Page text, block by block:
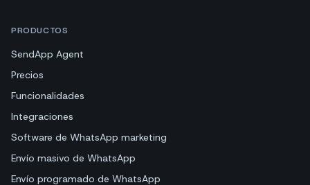
PRODUCTOS
SendApp Agent
Precios
Funcionalidades
Integraciones
Software de WhatsApp marketing
Envío masivo de WhatsApp
Envío programado de WhatsApp